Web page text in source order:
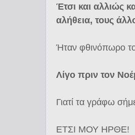
Έτσι και αλλιώς
αλήθεια, τους
Ήταν φθινόπωρο
Λίγο πριν τον
Γιατί τα γράφω
ΕΤΣΙ ΜΟΥ ΗΡΘΕ!